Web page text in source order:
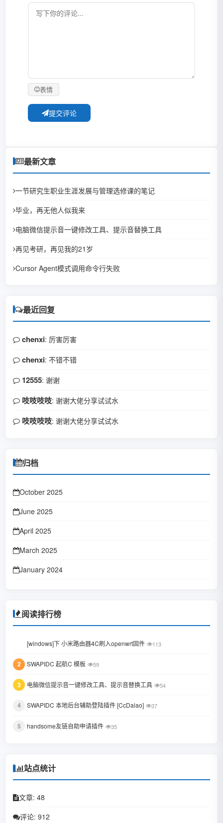
表情
提交评论
最新文章
一节研究生职业生涯发展与管理选修课的笔记
毕业，再无他人似我来
电脑微信提示音一键修改工具、提示音替换工具
再见考研，再见我的21岁
Cursor Agent模式调用命令行失败
最近回复
chenxi: 厉害厉害
chenxi: 不错不错
12555: 谢谢
吱吱吱吱: 谢谢大佬分享试试水
吱吱吱吱: 谢谢大佬分享试试水
归档
October 2025
June 2025
April 2025
March 2025
January 2024
January 2023
June 2022
February 2022
January 2022
October 2021
August 2021
July 2021
December 2020
November 2020
September 2020
阅读排行榜
[windows]下 小米路由器4C刷入openwrt固件 113
2 SWAPIDC 起航C 模板 59
3 电脑微信提示音一键修改工具、提示音替换工具 54
4 SWAPIDC 本地后台辅助登陆插件 [CcDalao] 37
5 handsome友链自助申请插件 35
站点统计
文章: 48
评论: 912